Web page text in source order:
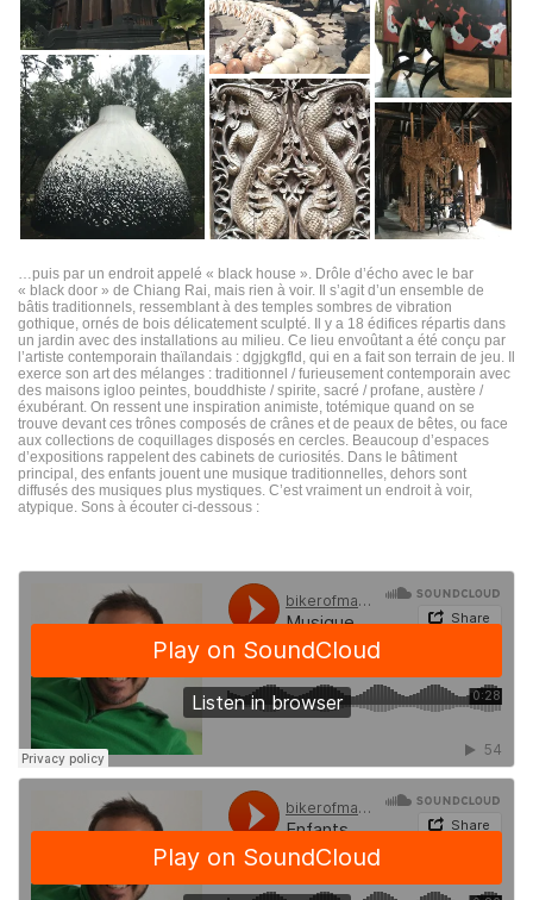
…puis par un endroit appelé « black house ». Drôle d’écho avec le bar
« black door » de Chiang Rai, mais rien à voir. Il s’agit d’un ensemble de
bâtis traditionnels, ressemblant à des temples sombres de vibration
gothique, ornés de bois délicatement sculpté. Il y a 18 édifices répartis dans
un jardin avec des installations au milieu. Ce lieu envoûtant a été conçu par
l’artiste contemporain thaïlandais : dgjgkgfld, qui en a fait son terrain de jeu. Il
exerce son art des mélanges : traditionnel / furieusement contemporain avec
des maisons igloo peintes, bouddhiste / spirite, sacré / profane, austère /
éxubérant. On ressent une inspiration animiste, totémique quand on se
trouve devant ces trônes composés de crânes et de peaux de bêtes, ou face
aux collections de coquillages disposés en cercles. Beaucoup d’espaces
d’expositions rappelent des cabinets de curiosités. Dans le bâtiment
principal, des enfants jouent une musique traditionnelles, dehors sont
diffusés des musiques plus mystiques. C’est vraiment un endroit à voir,
atypique. Sons à écouter ci-dessous :